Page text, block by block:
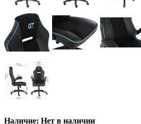
Наличие: Нет в наличии